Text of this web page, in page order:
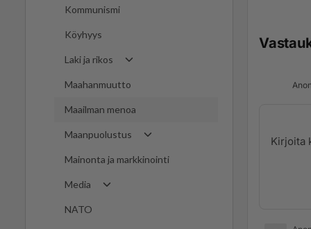
Kommunismi
Köyhyys
Laki ja rikos
Maahanmuutto
Maailman menoa
Maanpuolustus
Mainonta ja markkinointi
Media
NATO